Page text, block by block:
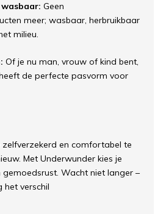
Geen
meer; wasbaar, herbruikbaar
milieu.
Of je nu man, vrouw of kind bent,
de perfecte pasvorm voor
zelfverzekerd en comfortabel te
Met Underwunder kies je
Wacht niet langer –
verschil